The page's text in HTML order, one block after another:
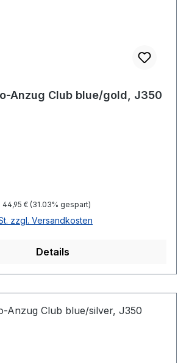
Anzug Club blue/gold, J350
Regulärer Preis:
44,95 € (31.03% gespart)
zzgl. Versandkosten
Details